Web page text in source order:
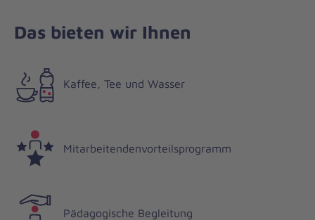
Das bieten wir Ihnen
Kaffee, Tee und Wasser
Mitarbeitendenvorteilsprogramm
Pädagogische Begleitung